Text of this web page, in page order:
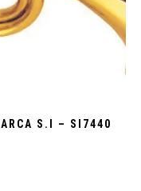
S.I – SI7440